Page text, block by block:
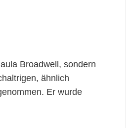
Broadwell, sondern
ähnlich
Er wurde